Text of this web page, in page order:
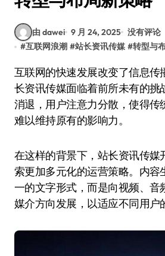
由 dawei 9 月 24, 2025 没有评论
#互联网浪潮 #站长资讯传媒 #转型与
互联网的快速发展改变了信息传播的方式，传统站
长资讯传媒面临着前所未有的挑
消退，用户注意力分散，使得传
难以维持原有的影响力。
在这样的背景下，站长资讯传媒
索更加多元化的运营策略。内容
一的文字形式，而是向视频、音
媒介方向发展，以适应不同用户